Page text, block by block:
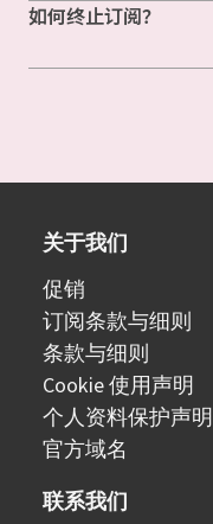
如何终止订阅？
关于我们
促销
订阅条款与细则
条款与细则
Cookie 使用声明
个人资料保护声明
官方域名
联系我们